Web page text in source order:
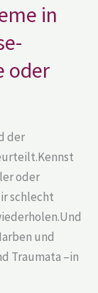
in
oder
der
oder
schlecht
und
Traumata –in